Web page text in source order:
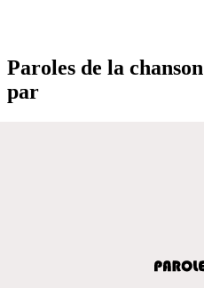
Paroles de la
par